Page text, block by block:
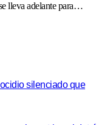
lleva adelante para…
silenciado que